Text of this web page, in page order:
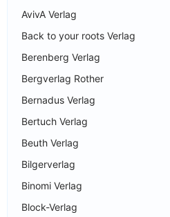
AvivA Verlag
Back to your roots Verlag
Berenberg Verlag
Bergverlag Rother
Bernadus Verlag
Bertuch Verlag
Beuth Verlag
Bilgerverlag
Binomi Verlag
Block-Verlag